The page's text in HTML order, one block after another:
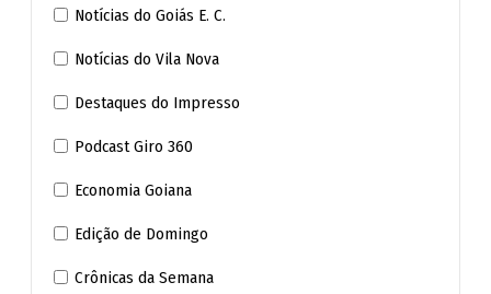
Notícias do Goiás E. C.
Notícias do Vila Nova
Destaques do Impresso
Podcast Giro 360
Economia Goiana
Edição de Domingo
Crônicas da Semana